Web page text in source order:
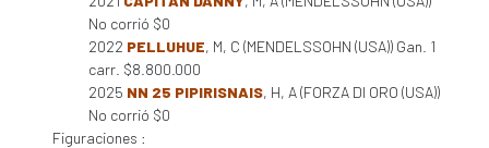
No corrió $0
2022 PELLUHUE, M, C (MENDELSSOHN (USA)) Gan. 1
carr. $8.800.000
2025 NN 25 PIPIRISNAIS, H, A (FORZA DI ORO (USA))
No corrió $0
Figuraciones :